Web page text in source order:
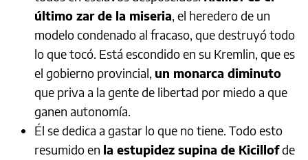
último zar de la miseria, el heredero de un
modelo condenado al fracaso, que destruyó todo
lo que tocó. Está escondido en su Kremlin, que es
el gobierno provincial, un monarca diminuto
que priva a la gente de libertad por miedo a que
ganen autonomía.
Él se dedica a gastar lo que no tiene. Todo esto
resumido en la estupidez supina de Kicillofde